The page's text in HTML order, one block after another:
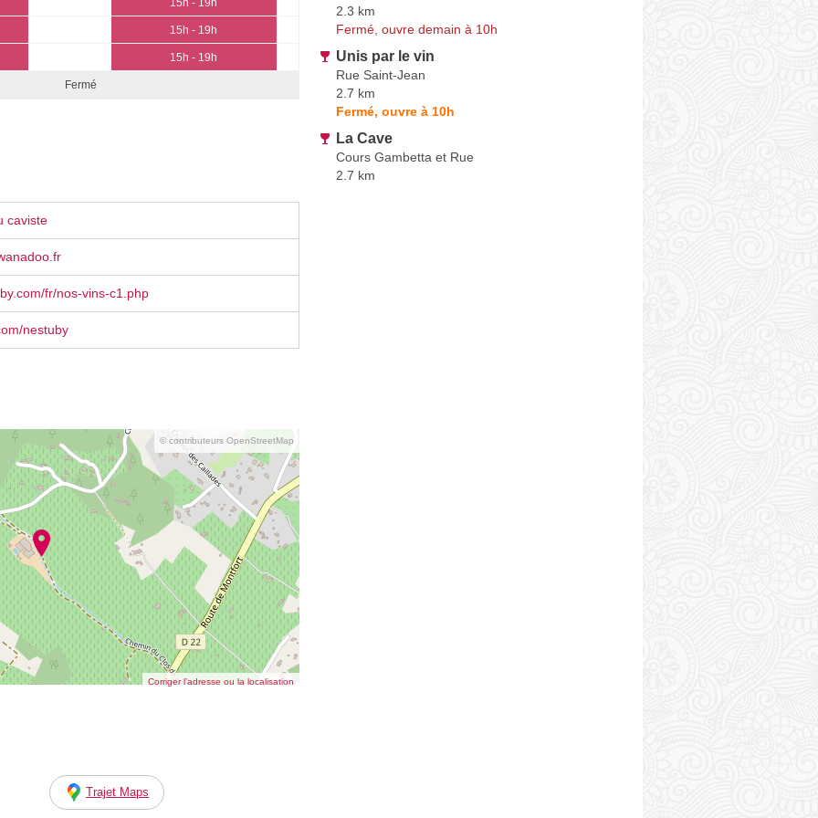
15h - 19h
15h - 19h
15h - 19h
Fermé
caviste
fr/nos-vins-c1.php
nestuby
© contributeurs OpenStreetMap
Corriger l’adresse ou la localisation
Trajet Maps
2.3 km
Fermé, ouvre demain à 10h
Unis par le vin
Rue Saint-Jean
2.7 km
Fermé, ouvre à 10h
La Cave
Cours Gambetta et Rue
2.7 km